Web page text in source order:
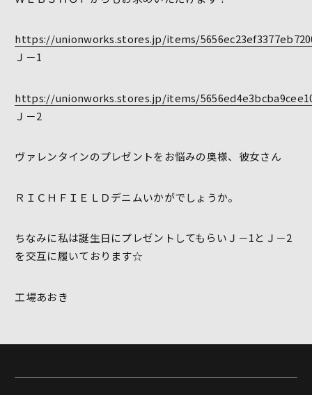
https://unionworks.stores.jp/items/
Ｊ－1
https://unionworks.stores.jp/items/
Ｊ－2
ヴァレンタインのプレゼントをお悩みの奥様、彼女さん
ＲＩＣＨＦＩＥＬＤデニムいかがでしょうか。
ちなみに私は誕生日にプレゼントしてもらいＪ－1とＪ－2
を交互に履いております☆
工場あおき